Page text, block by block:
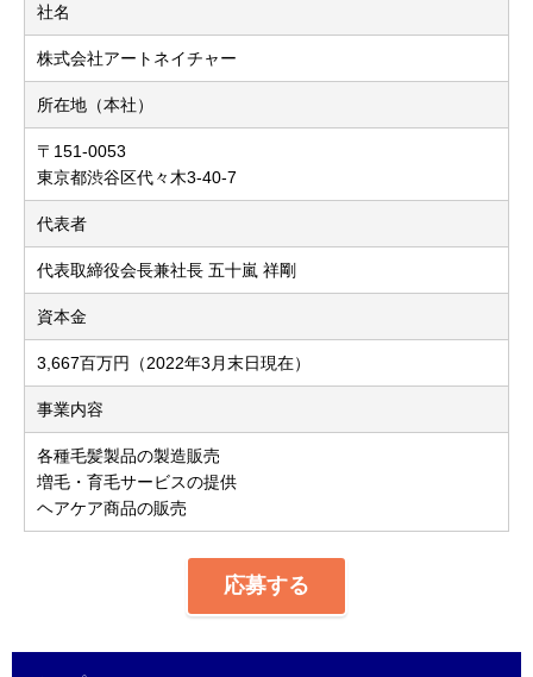
社名
株式会社アートネイチャー
所在地（本社）
〒151-0053
東京都渋谷区代々木3-40-7
代表者
代表取締役会長兼社長 五十嵐 祥剛
資本金
3,667百万円（2022年3月末日現在）
事業内容
各種毛髪製品の製造販売
増毛・育毛サービスの提供
ヘアケア商品の販売
応募する